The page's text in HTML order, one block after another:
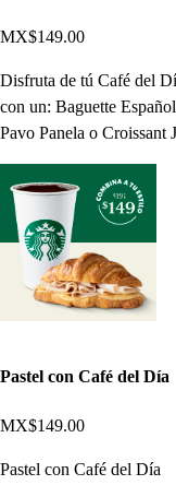
MX$149.00
Disfruta de tú Café del
con un: Baguette
Pavo Panela o Croissant
Pastel con Café del Día
MX$149.00
Pastel con Café del Día